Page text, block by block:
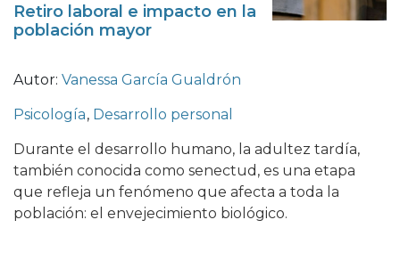
Retiro laboral e impacto en la
población mayor
Autor: Vanessa García Gualdrón
Psicología, Desarrollo personal
Durante el desarrollo humano, la adultez tardía,
también conocida como senectud, es una etapa
que refleja un fenómeno que afecta a toda la
población: el envejecimiento biológico.